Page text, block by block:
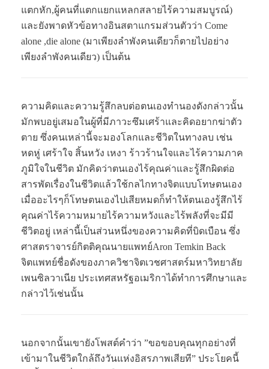
แตกหัก,ผู้คนที่แตกแยกแหลกสลายไร้ความสมบูรณ์)
และยังพาดหัวข้อทางอินสตาแกรมส่วนตัวว่า Come
alone ,die alone (มาเพียงลำพังคนเดียวก็ตายไปอย่าง
เพียงลำพังคนเดียว) เป็นต้น
ความคิดและความรู้สึกลบต่อตนเองทำนองดังกล่าวนั้น
มักพบอยู่เสมอในผู้ที่มีภาวะซึมเศร้าและคิดอยากฆ่าตัว
ตาย ซึ่งคนเหล่านี้จะมองโลกและชีวิตในทางลบ เช่น
หดหู่ เศร้าใจ สิ้นหวัง เหงา ร้าวร้านใจและไร้ความภาค
ภูมิใจในชีวิต มักคิดว่าตนเองไร้คุณค่าและรู้สึกผิดต่อ
สารพัดเรื่องในชีวิตแล้วใช้กลไกทางจิตแบบโทษตนเอง
เมื่ออะไรๆก็โทษตนเองไปเสียหมดก็ทำให้ตนเองรู้สึกไร้
คุณค่าไร้ความหมายไร้ความหวังและไร้พลังที่จะมีมี
ชีวิตอยู่ เหล่านี้เป็นส่วนหนึ่งของความคิดที่บิดเบือน ซึ่ง
ศาสตราจารย์กิตติคุณนายแพทย์Aron Temkin Back
จิตแพทย์ชื่อดังของภาควิชาจิตเวชศาสตร์มหาวิทยาลัย
เพนซิลวาเนีย ประเทศสหรัฐอเมริกาได้ทำการศึกษาและ
กล่าวไว้เช่นนั้น
นอกจากนั้นเขายังโพสต์คำว่า ”ขอขอบคุณทุกอย่างที่
เข้ามาในชีวิตใกล้ถึงวันแห่งอิสรภาพเสียที” ประโยคนี้